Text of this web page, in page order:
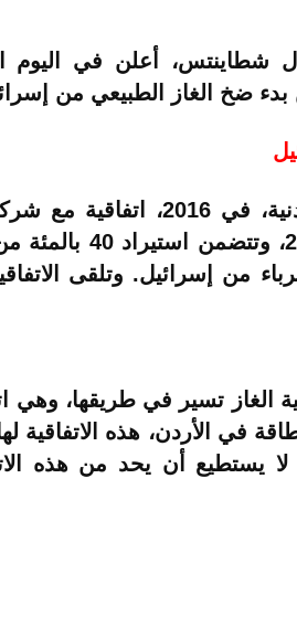
شطاينتس، أعلن في اليوم
ضخ الغاز الطبيعي من
ووقعت شركة الكهرباء الوطنية الأردنية،
الأمريكية تدخل حيز النفاذ
من إسرائيل. وتلقى
الغاز تسير في طريقها، وهي
في الأردن، هذه الاتفاقية
يستطيع أن يحد من هذه